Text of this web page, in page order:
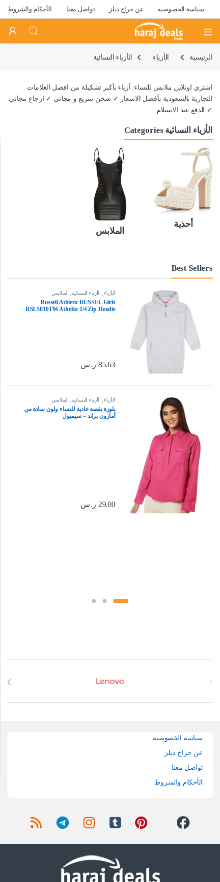
سياسة الخصوصية عن حراج ديلز تواصل معنا الأحكام والشروط
Open
الرئيسية الأزياء الأزياء النسائية
اشتري اونلاين ملابس للنساء: أزياء بأكبر تشكيلة من افضل العلامات
التجارية بالسعودية بأفضل الاسعار ✓ شحن سريع و مجاني ✓ ارجاع مجاني
✓ الدفع عند الاستلام
الأزياء النسائية Categories
أحذية
الملابس
Best Sellers
الأزياء الأزياء النسائية, الملابس
Russell Athletic RUSSEL Girls
RSL5010T94 Atheltic 1/4 Zip Hoodie
85.63 ر.س
الأزياء الأزياء النسائية, الملابس
بلوزة بقصة عادية للنساء ولون سادة من
أمازون براند – سيمبول
29.00 ر.س
سياسة الخصوصية
عن حراج ديلز
تواصل معنا
الأحكام والشروط